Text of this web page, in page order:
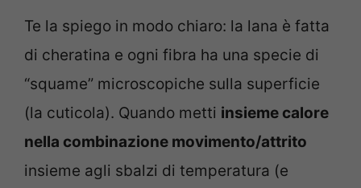
Te la spiego in modo chiaro: la lana è fatta
di cheratina e ogni fibra ha una specie di
“squame” microscopiche sulla superficie
(la cuticola). Quando metti insieme calore
nella combinazione movimento/attrito
insieme agli sbalzi di temperatura (e